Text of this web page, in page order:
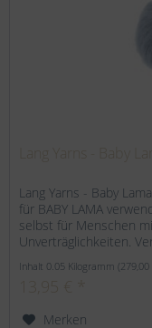
Lang Yarns - Baby
für BABY LAMA
selbst für Menschen
Unverträglichkeiten.
Inhalt 0.05 Kilogramm
Merken